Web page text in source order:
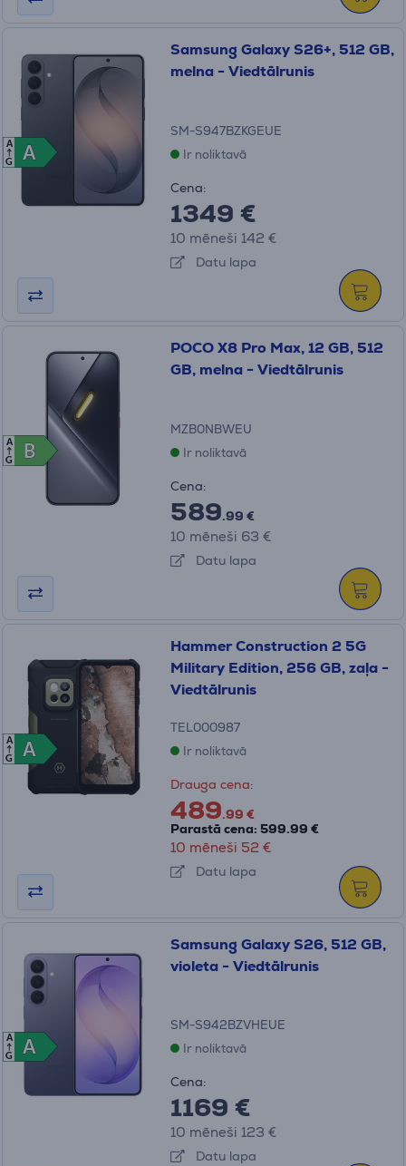
A
A
A
G
Samsung Galaxy S26+, 512 GB,
melna - Viedtālrunis
SM-S947BZKGEUE
Ir noliktavā
Cena:
1349 €
10 mēneši 142 €
Datu lapa
B
B
A
G
POCO X8 Pro Max, 12 GB, 512
GB, melna - Viedtālrunis
MZB0NBWEU
Ir noliktavā
Cena:
589.99 €
10 mēneši 63 €
Datu lapa
A
A
A
G
Hammer Construction 2 5G
Military Edition, 256 GB, zaļa -
Viedtālrunis
TEL000987
Ir noliktavā
Drauga cena:
489.99 €
Parastā cena: 599.99 €
10 mēneši 52 €
Datu lapa
A
A
A
G
Samsung Galaxy S26, 512 GB,
violeta - Viedtālrunis
SM-S942BZVHEUE
Ir noliktavā
Cena:
1169 €
10 mēneši 123 €
Datu lapa